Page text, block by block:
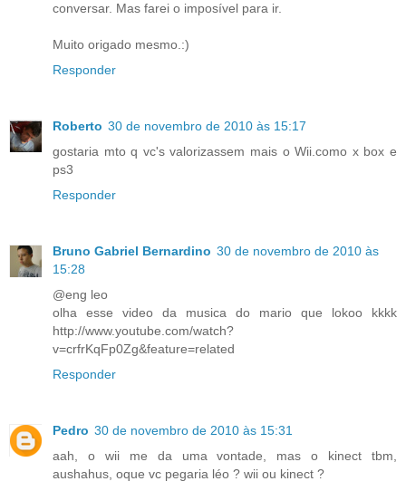
conversar. Mas farei o imposível para ir.
Muito origado mesmo.:)
Responder
Roberto 30 de novembro de 2010 às 15:17
gostaria mto q vc's valorizassem mais o Wii.como x box e
ps3
Responder
Bruno Gabriel Bernardino 30 de novembro de 2010 às
15:28
@eng leo
olha esse video da musica do mario que lokoo kkkk
http://www.youtube.com/watch?
v=crfrKqFp0Zg&feature=related
Responder
Pedro 30 de novembro de 2010 às 15:31
aah, o wii me da uma vontade, mas o kinect tbm,
aushahus, oque vc pegaria léo ? wii ou kinect ?